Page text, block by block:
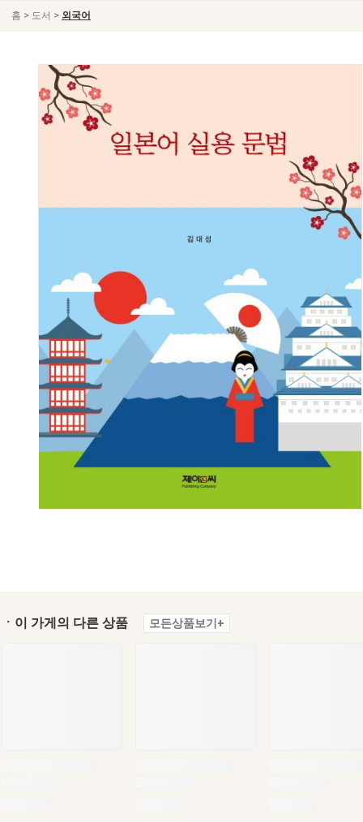
홈 > 도서 > 외국어
ㆍ이 가게의 다른 상품 모든상품보기+